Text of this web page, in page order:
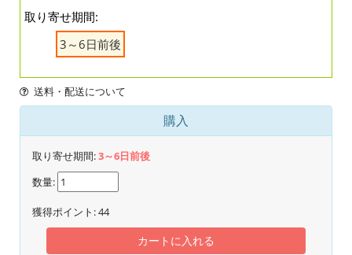
取り寄せ期間:
3～6日前後
送料・配送について
購入
取り寄せ期間:3～6日前後
数量:
獲得ポイント:44
カートに入れる